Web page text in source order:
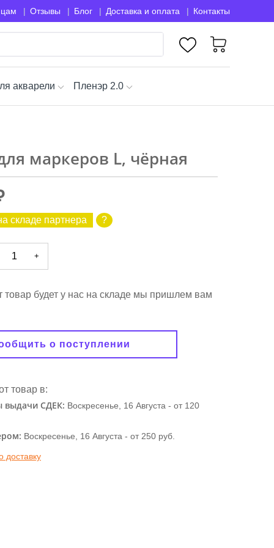
Отзывы Блог Доставка и оплата Контакты
акварели Пленэр 2.0
маркеров L, чёрная
складе партнера ?
+
товар будет у нас на складе мы пришлем вам
о поступлении
товар в:
выдачи СДЕК: Воскресенье, 16 Августа - от 120
Воскресенье, 16 Августа - от 250 руб.
доставку